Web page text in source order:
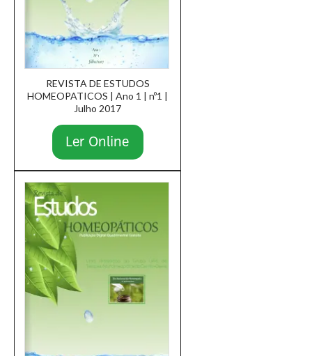
REVISTA DE ESTUDOS
HOMEOPATICOS | Ano 1 | nº1 |
Julho 2017
Ler Online